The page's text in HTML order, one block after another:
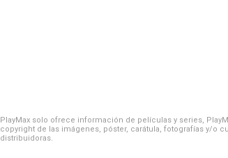
PlayMax solo ofrece información de películas y series,
copyright de las imágenes, póster, carátula, fotografías y/o
distribuidoras.